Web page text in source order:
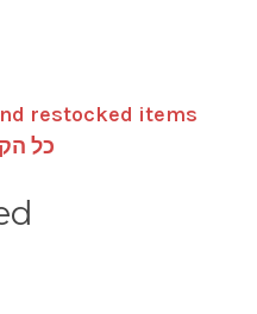
restocked items
כל